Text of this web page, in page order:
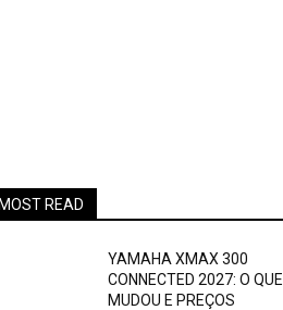
MOST READ
YAMAHA XMAX 300
CONNECTED 2027: O QUE
MUDOU E PREÇOS